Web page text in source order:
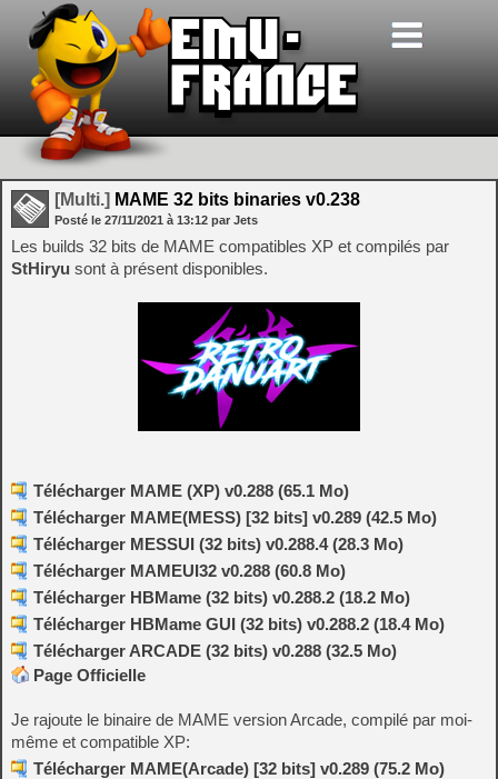
[Multi.] MAME 32 bits binaries v0.238
Posté le 27/11/2021 à 13:12 par Jets
Les builds 32 bits de MAME compatibles XP et compilés par
StHiryu sont à présent disponibles.
Télécharger MAME (XP) v0.288 (65.1 Mo)
Télécharger MAME(MESS) [32 bits] v0.289 (42.5 Mo)
Télécharger MESSUI (32 bits) v0.288.4 (28.3 Mo)
Télécharger MAMEUI32 v0.288 (60.8 Mo)
Télécharger HBMame (32 bits) v0.288.2 (18.2 Mo)
Télécharger HBMame GUI (32 bits) v0.288.2 (18.4 Mo)
Télécharger ARCADE (32 bits) v0.288 (32.5 Mo)
Page Officielle
Je rajoute le binaire de MAME version Arcade, compilé par moi-
même et compatible XP:
Télécharger MAME(Arcade) [32 bits] v0.289 (75.2 Mo)